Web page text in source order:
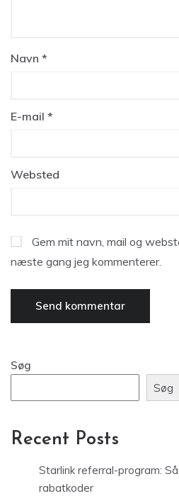
Navn *
E-mail *
Websted
Gem mit navn, mail og
næste gang jeg kommenterer.
Søg
Søg
Recent Posts
Starlink referral-program:
rabatkoder